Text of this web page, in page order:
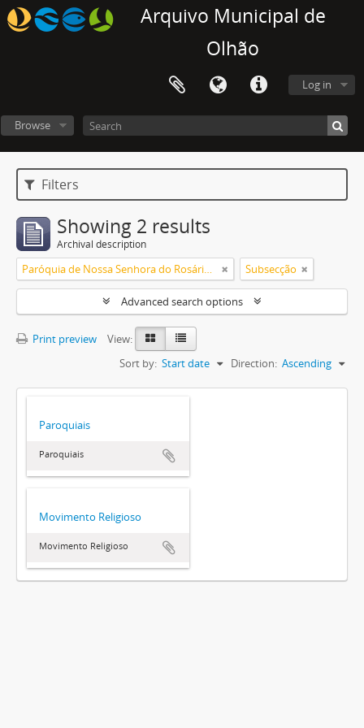
Arquivo Municipal de
Olhão
Log in
Browse
Filters
Showing 2 results
Archival description
Paróquia de Nossa Senhora do Rosário de Olhão Subsecção
Advanced search options
Print preview
View:
Sort by: Start date Direction: Ascending
Paroquiais
Paroquiais
Movimento Religioso
Movimento Religioso